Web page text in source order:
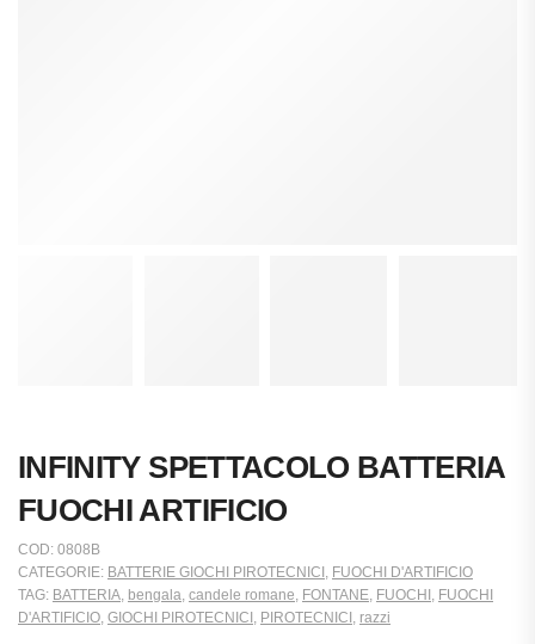
INFINITY SPETTACOLO BATTERIA
FUOCHI ARTIFICIO
COD: 0808B
CATEGORIE: BATTERIE GIOCHI PIROTECNICI , FUOCHI D'ARTIFICIO
TAG: BATTERIA, bengala, candele romane, FONTANE, FUOCHI , FUOCHI
D'ARTIFICIO, GIOCHI PIROTECNICI , PIROTECNICI , razzi